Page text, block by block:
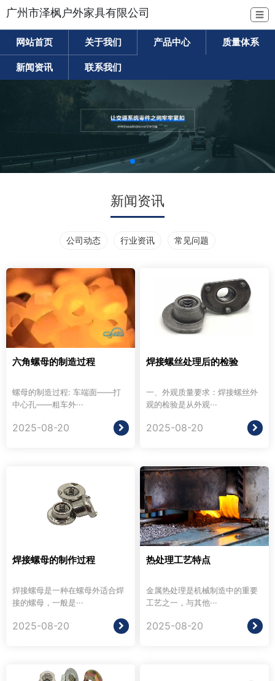
广州市泽枫户外家具有限公司 ☰
网站首页 关于我们 产品中心 质量体系
新闻资讯 联系我们
新闻资讯
公司动态 行业资讯 常见问题
六角螺母的制造过程
螺母的制造过程: 车端面——打
中心孔——粗车外···
2025-08-20
焊接螺丝处理后的检验
一、外观质量要求：焊接螺丝外
观的检验是从外观···
2025-08-20
焊接螺母的制作过程
焊接螺母是一种在螺母外适合焊
接的螺母，一般是···
2025-08-20
热处理工艺特点
金属热处理是机械制造中的重要
工艺之一，与其他···
2025-08-20